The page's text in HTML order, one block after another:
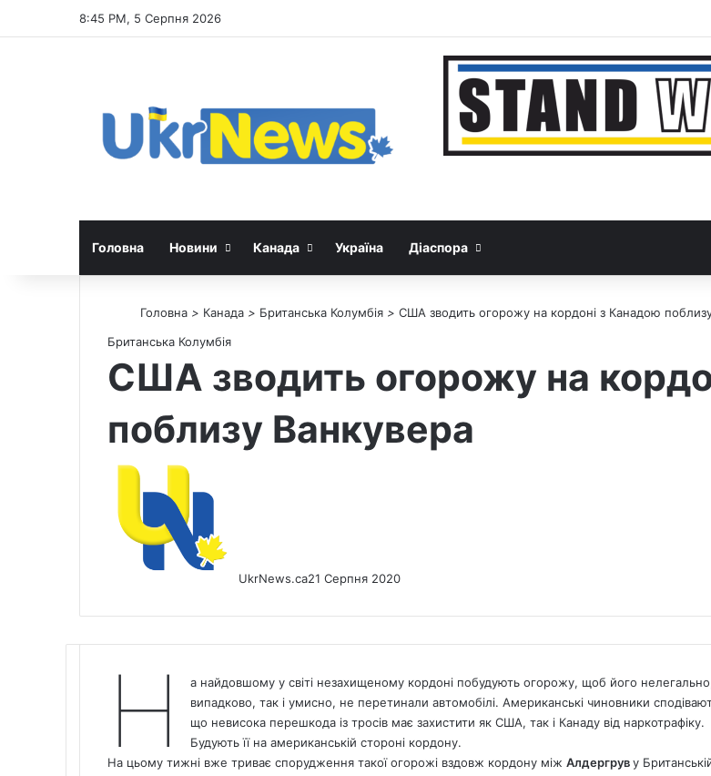
8:45 PM, 5 Серпня 2026
Головна Новини Канада Україна Діаспора
Головна > Канада > Британська Колумбія > США зводить огорожу на кордоні з Канадою
Британська Колумбія
США зводить огорожу на
поблизу Ванкувера
UkrNews.ca21 Серпня 2020
Н
а найдовшому у світі незахищеному кордоні побудують огорожу, щоб його
випадково, так і умисно, не перетинали автомобілі. Американські чиновники
що невисока перешкода із тросів має захистити як США, так і Канаду від наркотрафіку.
Будують її на американській стороні кордону.
На цьому тижні вже триває спорудження такої огорожі вздовж кордону між Алдергруву